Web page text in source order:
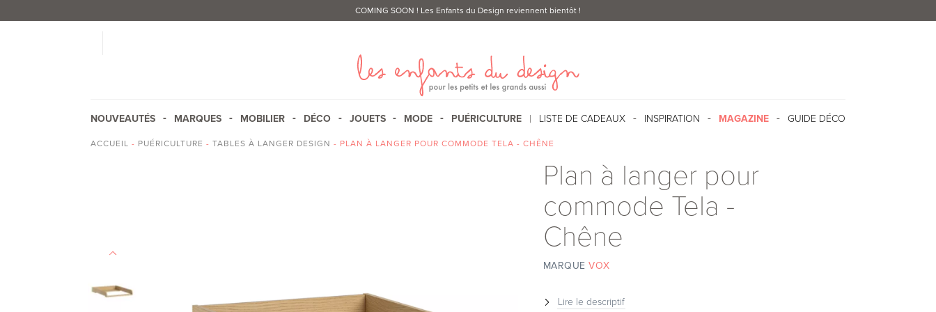
COMING SOON ! Les Enfants du Design reviennent bientôt !
NOUVEAUTÉS MARQUES MOBILIER DÉCO JOUETS MODE PUÉRICULTURE LISTE DE CADEAUX INSPIRATION MAGAZINE GUIDE DÉCO
ACCUEIL - PUÉRICULTURE - TABLES À LANGER DESIGN - PLAN À LANGER POUR COMMODE TELA - CHÊNE
Plan à langer pour
commode Tela -
Chêne
MARQUEVOX
Lire le descriptif